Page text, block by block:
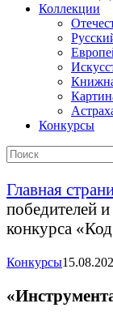
Коллекции
Конкурсы
Главная
победителей
конкурса
Конкурсы